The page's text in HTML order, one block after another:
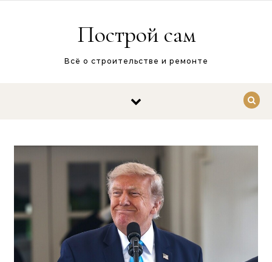
Построй сам
Всё о строительстве и ремонте